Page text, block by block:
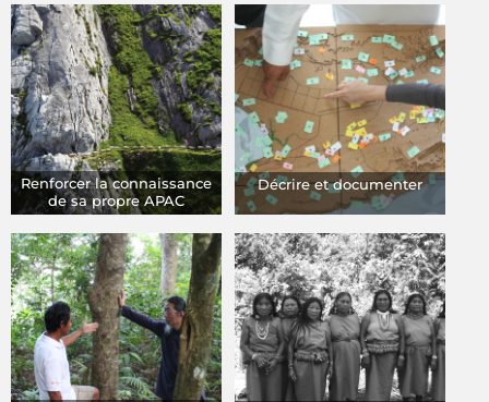
Renforcer la connaissance
de sa propre APAC
Décrire et documenter